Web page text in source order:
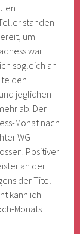
standen
um
war
sogleich an
den
jeglichen
ab. Der
Monat nach
WG-
Positiver
an der
der Titel
kann ich
Monats